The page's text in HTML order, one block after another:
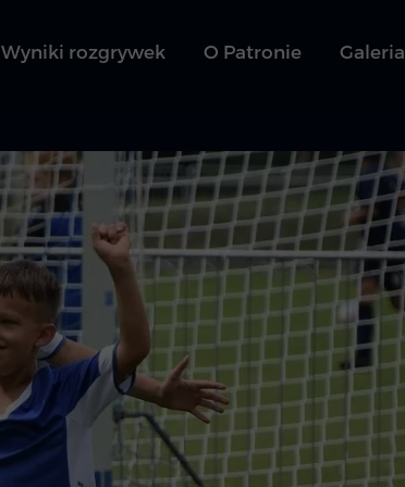
Wyniki rozgrywek O Patronie Galeria